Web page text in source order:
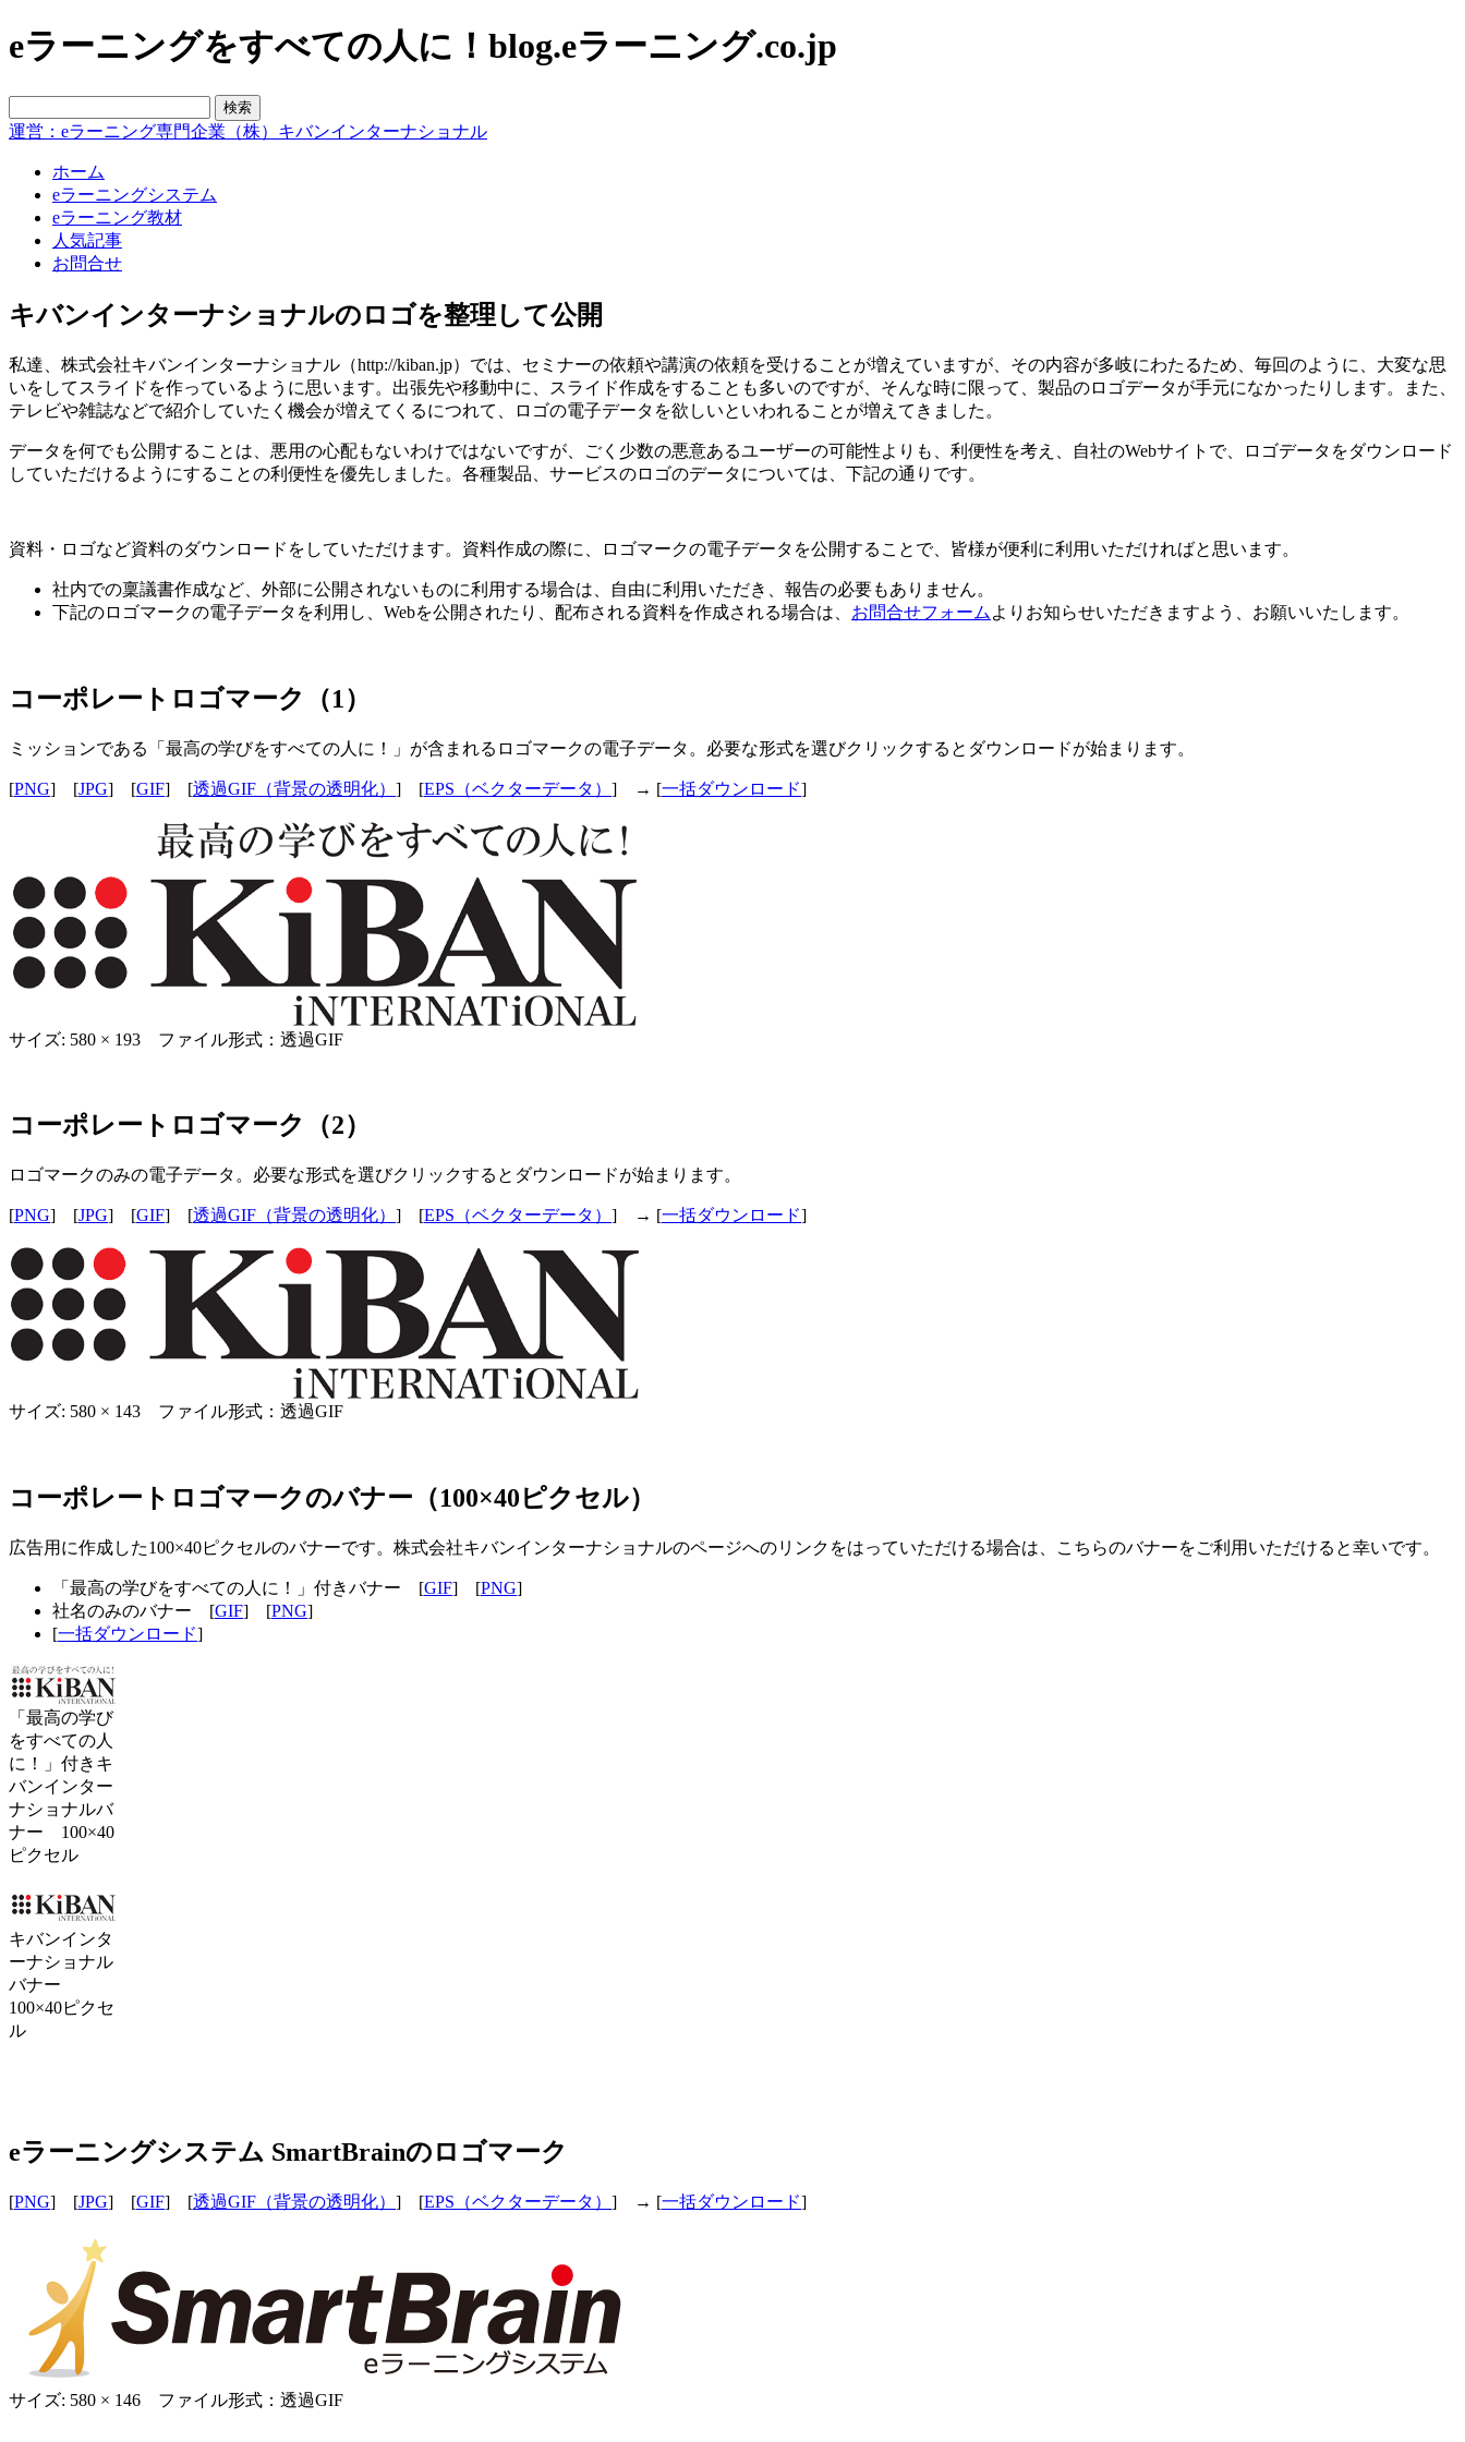
eラーニングをすべての人に！blog.eラーニング.co.jp
運営：eラーニング専門企業（株）キバンインターナショナル
ホーム
eラーニングシステム
eラーニング教材
人気記事
お問合せ
キバンインターナショナルのロゴを整理して公開
私達、株式会社キバンインターナショナル（http://kiban.jp）では、セミナーの依頼や講演の依頼を受けることが増えていますが、その内容が多岐にわたるため、毎回のように、大変な思
いをしてスライドを作っているように思います。出張先や移動中に、スライド作成をすることも多いのですが、そんな時に限って、製品のロゴデータが手元になかったりします。また、
テレビや雑誌などで紹介していたく機会が増えてくるにつれて、ロゴの電子データを欲しいといわれることが増えてきました。
データを何でも公開することは、悪用の心配もないわけではないですが、ごく少数の悪意あるユーザーの可能性よりも、利便性を考え、自社のWebサイトで、ロゴデータをダウンロード
していただけるようにすることの利便性を優先しました。各種製品、サービスのロゴのデータについては、下記の通りです。
資料・ロゴなど資料のダウンロードをしていただけます。資料作成の際に、ロゴマークの電子データを公開することで、皆様が便利に利用いただければと思います。
社内での稟議書作成など、外部に公開されないものに利用する場合は、自由に利用いただき、報告の必要もありません。
下記のロゴマークの電子データを利用し、Webを公開されたり、配布される資料を作成される場合は、 お問合せフォーム よりお知らせいただきますよう、お願いいたします。
コーポレートロゴマーク（1）
ミッションである「最高の学びをすべての人に！」が含まれるロゴマークの電子データ。必要な形式を選びクリックするとダウンロードが始まります。
[PNG] [JPG] [GIF] [透過GIF（背景の透明化） ] [EPS（ベクターデータ） ] → [一括ダウンロード]
サイズ: 580 × 193 ファイル形式：透過GIF
コーポレートロゴマーク（2）
ロゴマークのみの電子データ。必要な形式を選びクリックするとダウンロードが始まります。
[PNG] [JPG] [GIF] [透過GIF（背景の透明化） ] [EPS（ベクターデータ） ] → [一括ダウンロード]
サイズ: 580 × 143 ファイル形式：透過GIF
コーポレートロゴマークのバナー（100×40ピクセル）
広告用に作成した100×40ピクセルのバナーです。株式会社キバンインターナショナルのページへのリンクをはっていただける場合は、こちらのバナーをご利用いただけると幸いです。
「最高の学びをすべての人に！」付きバナー [GIF] [PNG]
社名のみのバナー [GIF] [PNG]
[一括ダウンロード]
「最高の学び
をすべての人
に！」付きキ
バンインター
ナショナルバ
ナー 100×40
ピクセル
キバンインタ
ーナショナル
バナー
100×40ピクセ
ル
eラーニングシステム SmartBrainのロゴマーク
[PNG] [JPG] [GIF] [透過GIF（背景の透明化） ] [EPS（ベクターデータ） ] → [一括ダウンロード]
サイズ: 580 × 146 ファイル形式：透過GIF